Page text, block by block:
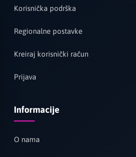
Korisnička podrška
Regionalne postavke
Kreiraj korisnički račun
Prijava
Informacije
O nama